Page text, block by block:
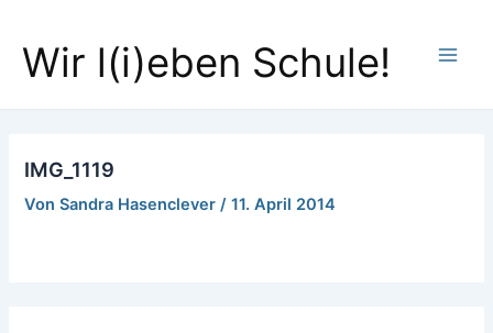
springen
Wir l(i)eben Schule!
IMG_1119
VonSandra Hasenclever/11. April 2014